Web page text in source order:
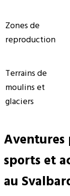
Zones de
reproduction
Terrains de
moulins et
glaciers
Aventures
sports et
au